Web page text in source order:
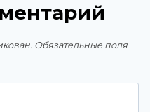
Обязательные поля